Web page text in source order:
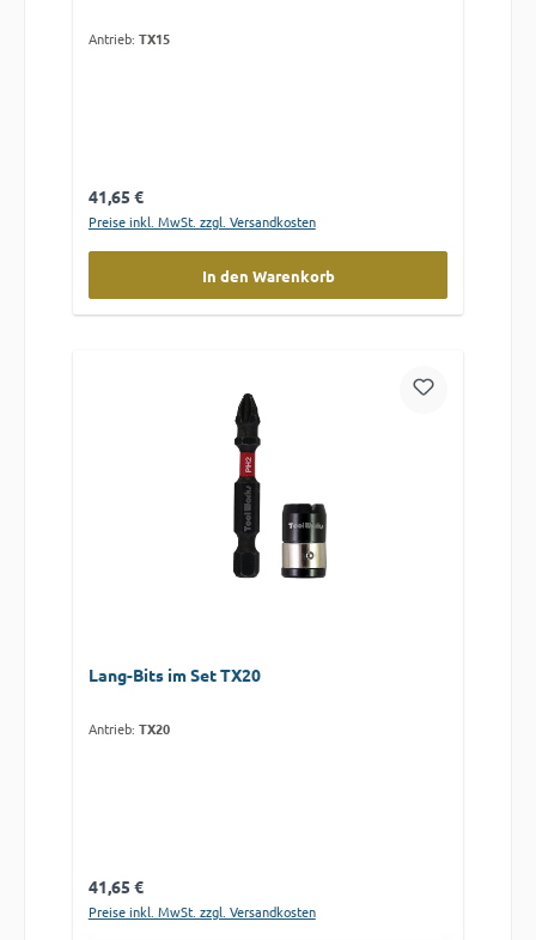
Antrieb: TX15
Regulärer Preis:
41,65 €
Preise inkl. MwSt. zzgl. Versandkosten
In den Warenkorb
Lang-Bits im Set TX20
Antrieb: TX20
Regulärer Preis:
41,65 €
Preise inkl. MwSt. zzgl. Versandkosten